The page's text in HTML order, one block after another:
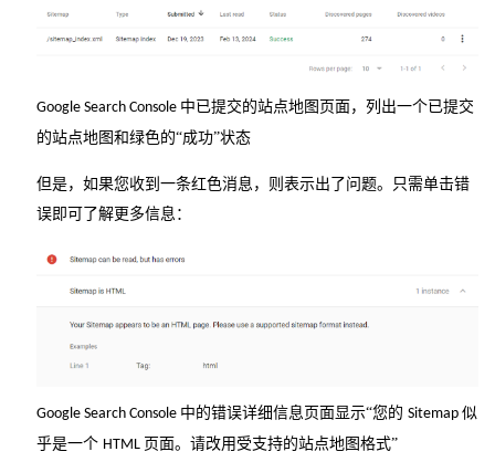
Google Search Console 中已提交的站点地图页面，列出一个已提交
的站点地图和绿色的“成功”状态
但是，如果您收到一条红色消息，则表示出了问题。只需单击错
误即可了解更多信息：
Google Search Console 中的错误详细信息页面显示“您的 Sitemap 似
乎是一个 HTML 页面。请改用受支持的站点地图格式”